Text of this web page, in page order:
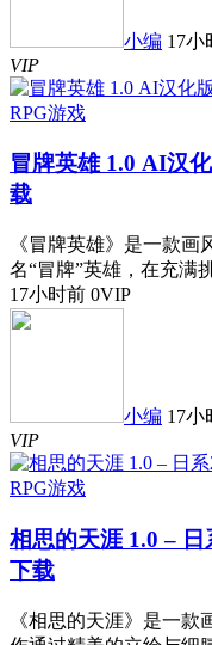
小编 17小
VIP
RPG游戏
冒牌英雄 1.0 AI汉
载
《冒牌英雄》是一款
名“冒牌”英雄，在充满
17小时前 0VIP
小编 17小
VIP
RPG游戏
相思的天涯 1.0 –
下载
《相思的天涯》是一